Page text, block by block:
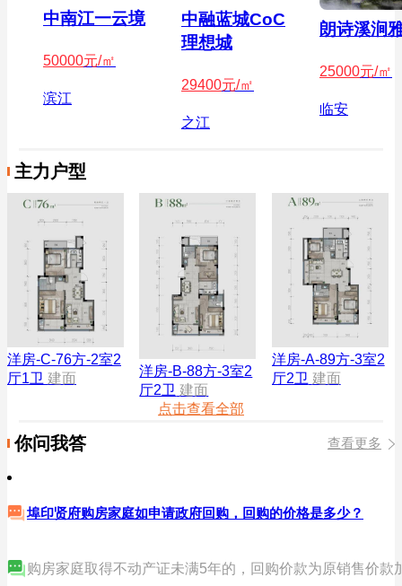
中南江一云境
50000元/㎡
滨江
中融蓝城CoC
理想城
29400元/㎡
之江
朗诗溪涧
25000元/㎡
临安
主力户型
洋房-C-76方-2室2
厅1卫 建面
洋房-B-88方-3室2
厅2卫 建面
洋房-A-89方-3室2
厅2卫 建面
点击查看全部
你问我答 查看更多
埠印贤府购房家庭如申请政府回购，回购的价格是多少？
购房家庭取得不动产证未满5年的，回购价款为原销售价款